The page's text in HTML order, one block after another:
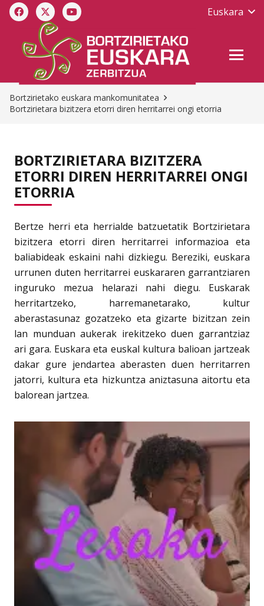
Euskara
Bortzirietako euskara mankomunitatea
Bortzirietara bizitzera etorri diren herritarrei ongi etorria
BORTZIRIETARA BIZITZERA
ETORRI DIREN HERRITARREI ONGI
ETORRIA
Bertze herri eta herrialde batzuetatik Bortzirietara
bizitzera etorri diren herritarrei informazioa eta
baliabideak eskaini nahi dizkiegu. Bereziki, euskara
urrunen duten herritarrei euskararen garrantziaren
inguruko mezua helarazi nahi diegu. Euskarak
herritartzeko, harremanetarako, kultur
aberastasunaz gozatzeko eta gizarte bizitzan zein
lan munduan aukerak irekitzeko duen garrantziaz
ari gara. Euskara eta euskal kultura balioan jartzeak
dakar gure jendartea aberasten duen herritarren
jatorri, kultura eta hizkuntza aniztasuna aitortu eta
balorean jartzea.